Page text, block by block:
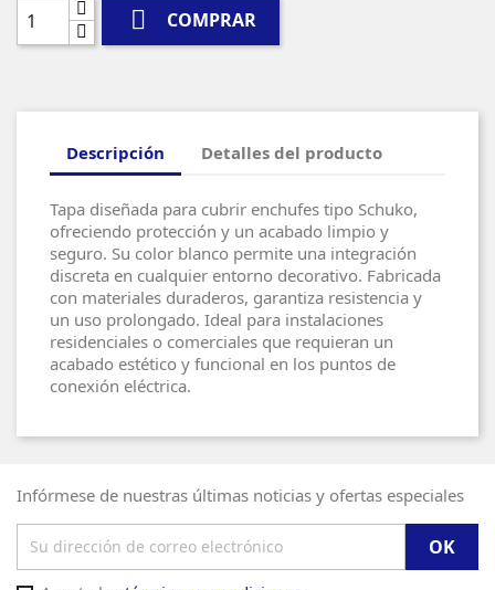
 COMPRAR
Descripción Detalles del producto
Tapa diseñada para cubrir enchufes tipo Schuko,
ofreciendo protección y un acabado limpio y
seguro. Su color blanco permite una integración
discreta en cualquier entorno decorativo. Fabricada
con materiales duraderos, garantiza resistencia y
un uso prolongado. Ideal para instalaciones
residenciales o comerciales que requieran un
acabado estético y funcional en los puntos de
conexión eléctrica.
Infórmese de nuestras últimas noticias y ofertas especiales